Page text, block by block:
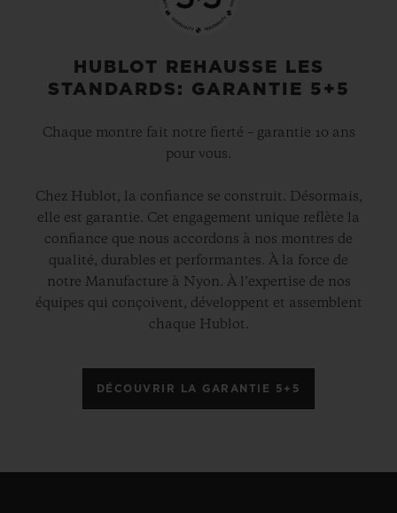
HUBLOT REHAUSSE LES
STANDARDS: GARANTIE 5+5
Chaque montre fait notre fierté – garantie 10 ans
pour vous.
Chez Hublot, la confiance se construit. Désormais,
elle est garantie. Cet engagement unique reflète la
confiance que nous accordons à nos montres de
qualité, durables et performantes. À la force de
notre Manufacture à Nyon. À l’expertise de nos
équipes qui conçoivent, développent et assemblent
chaque Hublot.
DÉCOUVRIR LA GARANTIE 5+5